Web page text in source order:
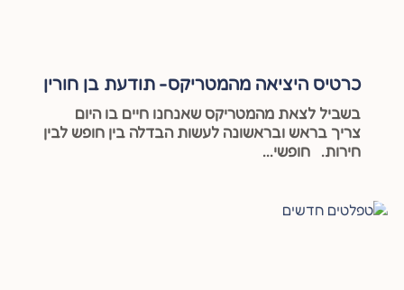
כרטיס היציאה מהמטריקס- תודעת בן חורין
בשביל לצאת מהמטריקס שאנחנו חיים בו היום
צריך בראש ובראשונה לעשות הבדלה בין חופש לבין
חירות. חופשי...